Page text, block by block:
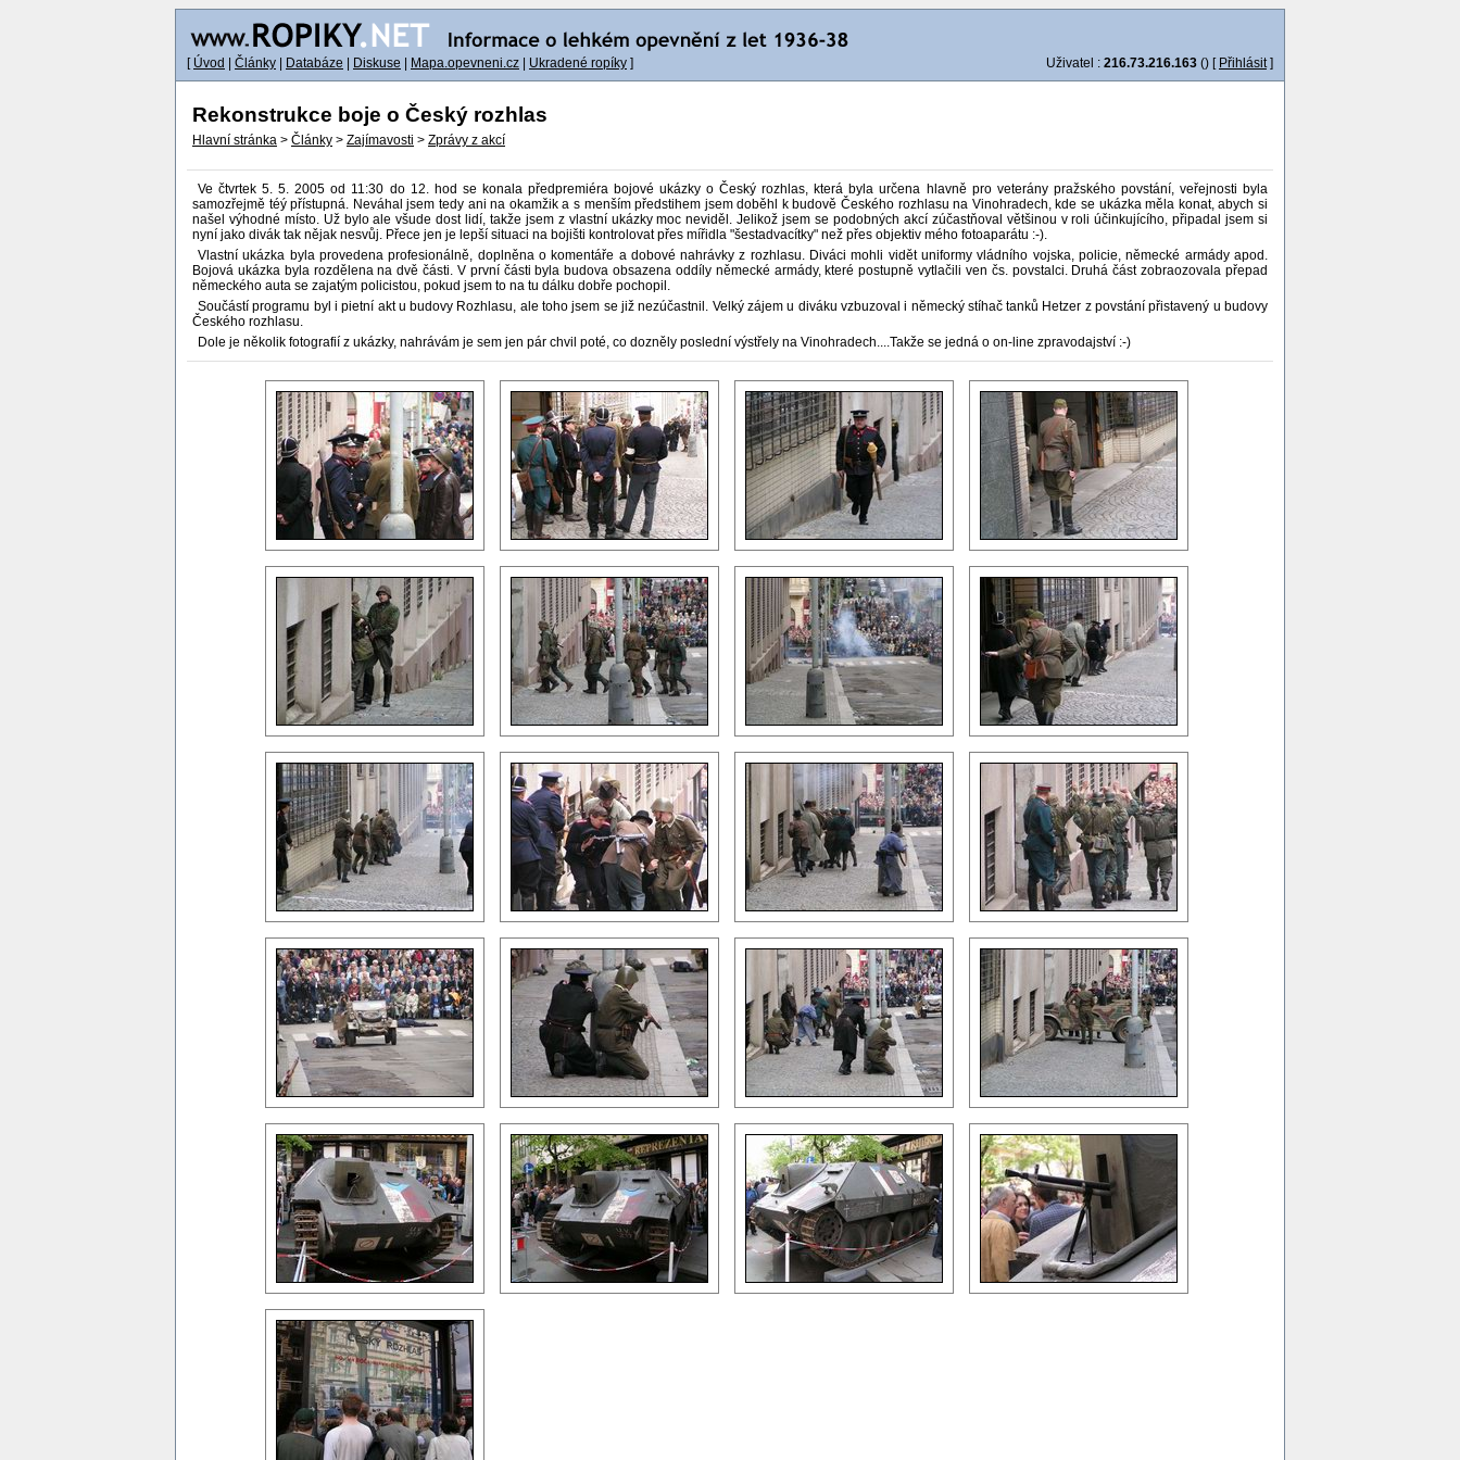
[ Úvod Články Databáze Diskuse Mapa.opevneni.cz Ukradené ropíky ] Uživatel : 216.73.216.163 () [ Přihlásit]
Rekonstrukce boje o Český rozhlas
Hlavní stránka > Články > Zajímavosti > Zprávy z akcí
Ve čtvrtek 5. 5. 2005 od 11:30 do 12. hod se konala předpremiéra bojové ukázky o Český rozhlas, která byla určena hlavně pro veterány pražského povstání, veřejnosti byla
samozřejmě téý přístupná. Neváhal jsem tedy ani na okamžik a s menším předstihem jsem doběhl k budově Českého rozhlasu na Vinohradech, kde se ukázka měla konat, abych si
našel výhodné místo. Už bylo ale všude dost lidí, takže jsem z vlastní ukázky moc neviděl. Jelikož jsem se podobných akcí zúčastňoval většinou v roli účinkujícího, připadal jsem si
nyní jako divák tak nějak nesvůj. Přece jen je lepší situaci na bojišti kontrolovat přes mířidla "šestadvacítky" než přes objektiv mého fotoaparátu :-).
Vlastní ukázka byla provedena profesionálně, doplněna o komentáře a dobové nahrávky z rozhlasu. Diváci mohli vidět uniformy vládního vojska, policie, německé armády apod.
Bojová ukázka byla rozdělena na dvě části. V první části byla budova obsazena oddíly německé armády, které postupně vytlačili ven čs. povstalci. Druhá část zobraozovala přepad
německého auta se zajatým policistou, pokud jsem to na tu dálku dobře pochopil.
Součástí programu byl i pietní akt u budovy Rozhlasu, ale toho jsem se již nezúčastnil. Velký zájem u diváku vzbuzoval i německý stíhač tanků Hetzer z povstání přistavený u budovy
Českého rozhlasu.
Dole je několik fotografií z ukázky, nahrávám je sem jen pár chvil poté, co dozněly poslední výstřely na Vinohradech....Takže se jedná o on-line zpravodajství :-)